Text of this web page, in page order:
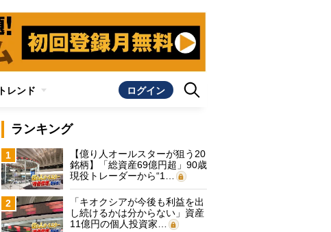
トレンド ログイン
ランキング
1
【億り人オールスターが狙う20
銘柄】「総資産69億円超」90歳
現役トレーダーから“1…
2
「キオクシアが今後も利益を出
し続けるかは分からない」資産
11億円の個人投資家…